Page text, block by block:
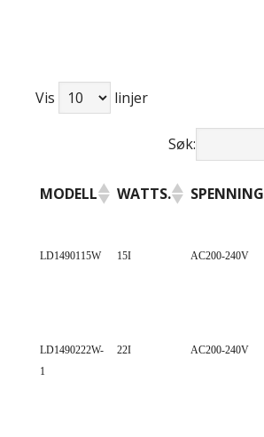
Vis linjer
Søk:
MODELL WATTS. SPENNING
MODELL
WATTS. SPENNING
LD1490115W 15I AC200-240V
LD1490222W-
1
22I AC200-240V